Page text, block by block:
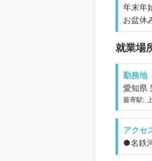
年末年
お盆休
就業場
勤務地
愛知県
最寄駅:
アクセ
●名鉄